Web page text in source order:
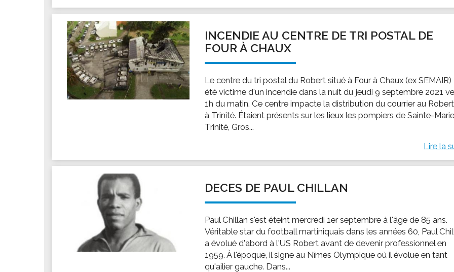
INCENDIE AU CENTRE DE TRI POSTAL DE
FOUR À CHAUX
Le centre du tri postal du Robert situé à Four à Chaux (ex SEMAIR)
été victime d'un incendie dans la nuit du jeudi 9 septembre 2021
1h du matin. Ce centre impacte la distribution du courrier au
à Trinité. Étaient présents sur les lieux les pompiers de Sainte-Marie,
Trinité, Gros...
Lire la
DECES DE PAUL CHILLAN
Paul Chillan s'est éteint mercredi 1er septembre à l'âge de 85 ans.
Véritable star du football martiniquais dans les années 60, Paul
a évolué d'abord à l'US Robert avant de devenir professionnel en
1959. À l'époque, il signe au Nîmes Olympique où il évolue en tant
qu'ailier gauche. Dans...